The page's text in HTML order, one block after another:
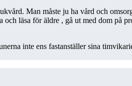
Man måste ju ha vård och
och läsa för äldre , gå ut med dom
inte ens fastanställer sina